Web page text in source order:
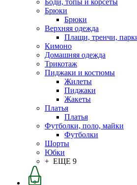
Боди, топы и корсеты
Брюки
Брюки
Верхняя одежда
Плащи, тренчи,
Кимоно
Домашняя одежда
Трикотаж
Пиджаки и костюмы
Жилеты
Пиджаки
Жакеты
Платья
Платья
Футболки, поло, майки
Футболки
Шорты
Юбки
+ ЕЩЕ 9